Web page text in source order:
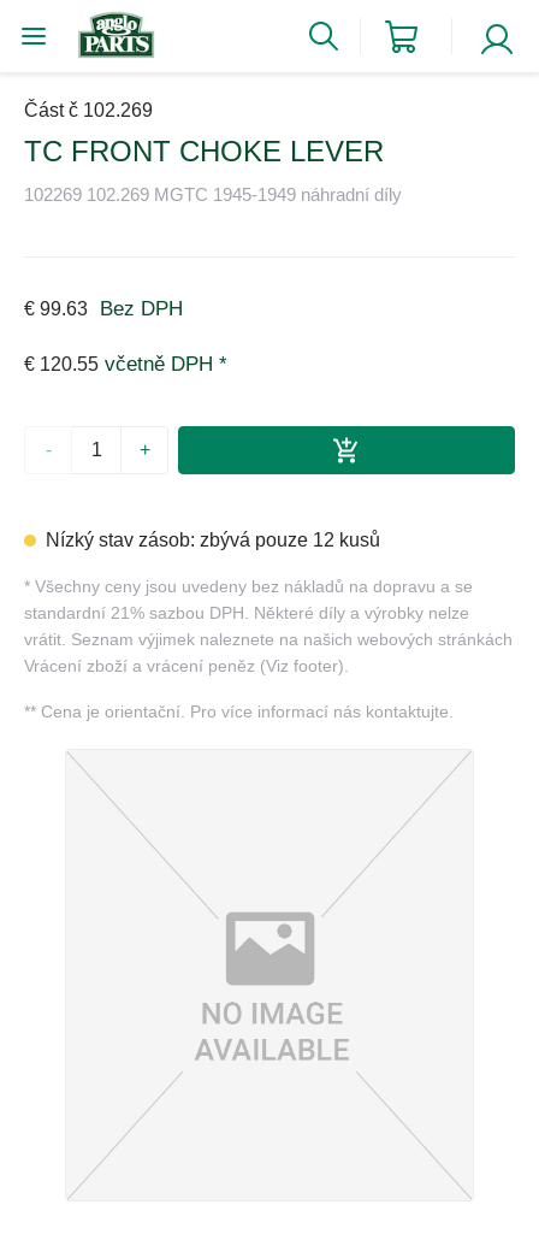
Část č 102.269
TC FRONT CHOKE LEVER
102269 102.269 MGTC 1945-1949 náhradní díly
€ 99.63 Bez DPH
€ 120.55 včetně DPH *
- +
Nízký stav zásob: zbývá pouze 12 kusů
* Všechny ceny jsou uvedeny bez nákladů na dopravu a se
standardní 21% sazbou DPH. Některé díly a výrobky nelze
vrátit. Seznam výjimek naleznete na našich webových stránkách
Vrácení zboží a vrácení peněz (Viz footer).
** Cena je orientační. Pro více informací nás kontaktujte.